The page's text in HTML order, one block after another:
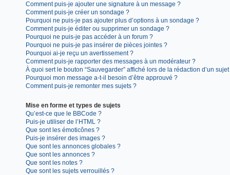
Comment puis-je ajouter une signature à un message ?
Comment puis-je créer un sondage ?
Pourquoi ne puis-je pas ajouter plus d’options à un sondage ?
Comment puis-je éditer ou supprimer un sondage ?
Pourquoi ne puis-je pas accéder à un forum ?
Pourquoi ne puis-je pas insérer de pièces jointes ?
Pourquoi ai-je reçu un avertissement ?
Comment puis-je rapporter des messages à un modérateur ?
À quoi sert le bouton “Sauvegarder” affiché lors de la rédaction d’un
Pourquoi mon message a-t-il besoin d’être approuvé ?
Comment puis-je remonter mes sujets ?
Mise en forme et types de sujets
Qu’est-ce que le BBCode ?
Puis-je utiliser de l’HTML ?
Que sont les émoticônes ?
Puis-je insérer des images ?
Que sont les annonces globales ?
Que sont les annonces ?
Que sont les notes ?
Que sont les sujets verrouillés ?